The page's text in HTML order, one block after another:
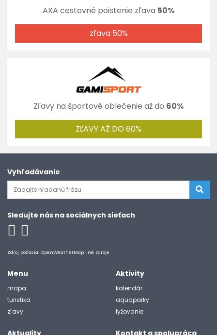
AXA cestovné poistenie zľava 50%
zľava 50%
Zľavy na športové oblečenie až do 60%
ZĽAVY AŽ DO 60%
Vyhľadávanie
Sledujte nás na sociálnych sieťach
Zdroj počasia: OpenWeatherMap, iné zdroje
Menu
mapa
turistika
zľavy
Aktivity
kalendár
aquaparky
lyžovanie
Aktuality Kontakt a spolupráca